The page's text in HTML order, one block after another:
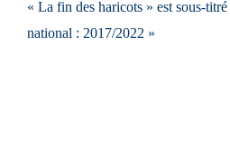
« La fin des haricots » est sous-
national : 2017/2022 »